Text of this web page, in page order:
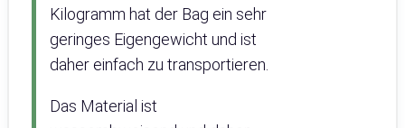
Kilogramm hat der Bag ein sehr
geringes Eigengewicht und ist
daher einfach zu transportieren.
Das Material ist